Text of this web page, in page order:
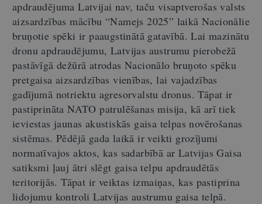
apdraudējuma Latvijai nav, taču visaptverošas valsts
aizsardzības mācību “Namejs 2025” laikā Nacionālie
bruņotie spēki ir paaugstinātā gatavībā. Lai mazinātu
dronu apdraudējumu, Latvijas austrumu pierobežā
pastāvīgā dežūrā atrodas Nacionālo bruņoto spēku
pretgaisa aizsardzības vienības, lai vajadzības
gadījumā notriektu agresorvalstu dronus. Tāpat ir
pastiprināta NATO patrulēšanas misija, kā arī tiek
ieviestas jaunas akustiskās gaisa telpas novērošanas
sistēmas. Pēdējā gada laikā ir veikti grozījumi
normatīvajos aktos, kas sadarbībā ar Latvijas Gaisa
satiksmi ļauj ātri slēgt gaisa telpu apdraudētās
teritorijās. Tāpat ir veiktas izmaiņas, kas pastiprina
lidojumu kontroli Latvijas austrumu gaisa telpā.